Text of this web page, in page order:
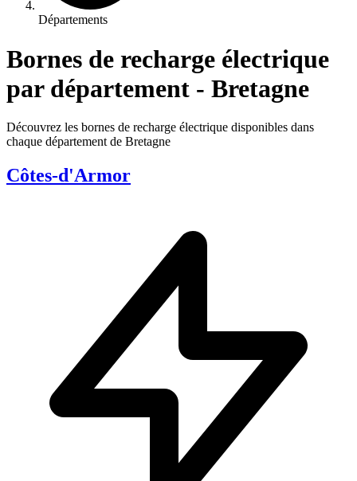
Départements
Bornes de recharge électrique
par département - Bretagne
Découvrez les bornes de recharge électrique disponibles dans
chaque département de Bretagne
Côtes-d'Armor